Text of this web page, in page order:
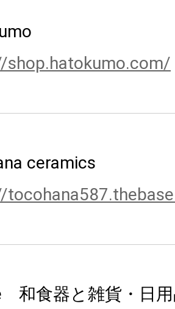
shop.hatokumo.com/
ceramics
和食器と雑貨・日